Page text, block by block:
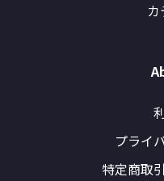
プライ
特定商取